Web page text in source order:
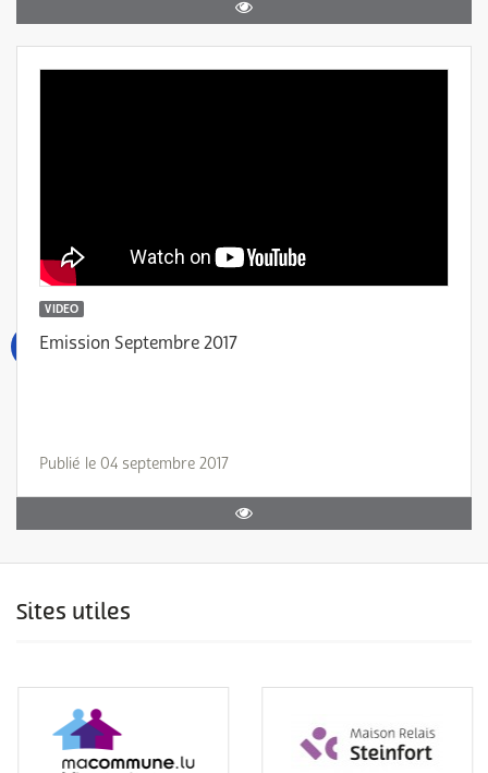
VIDEO
Emission Septembre 2017
Publié le 04 septembre 2017
Sites utiles